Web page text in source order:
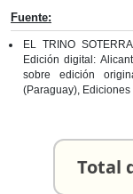
Fuente:
EL TRINO
Edición digital:
sobre edición
(Paraguay), Ediciones
Total